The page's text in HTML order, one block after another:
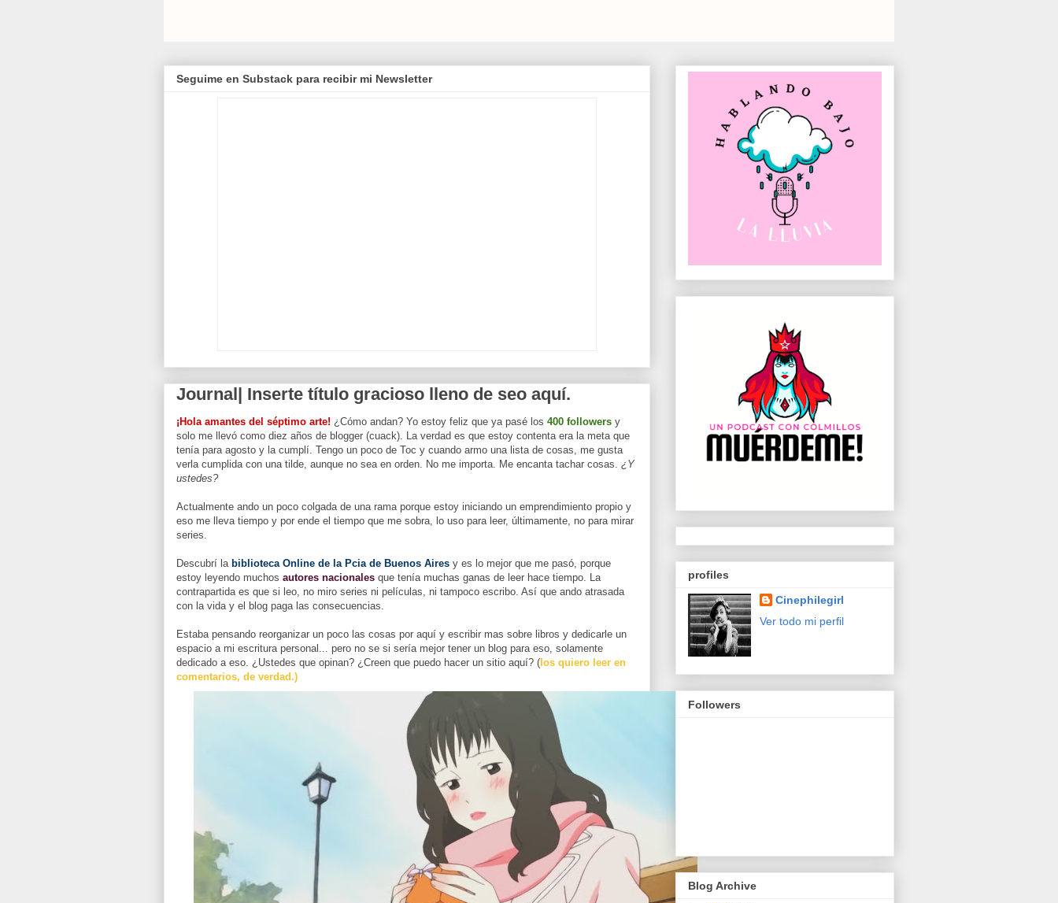
Seguime en Substack para recibir mi Newsletter
Journal| Inserte título gracioso lleno de seo aquí.
¡Hola amantes del séptimo arte! ¿Cómo andan? Yo estoy feliz que ya pasé los 400 followers y
solo me llevó como diez años de blogger (cuack). La verdad es que estoy contenta era la meta que
tenía para agosto y la cumplí. Tengo un poco de Toc y cuando armo una lista de cosas, me gusta
verla cumplida con una tilde, aunque no sea en orden. No me importa. Me encanta tachar cosas. ¿Y
ustedes?
Actualmente ando un poco colgada de una rama porque estoy iniciando un emprendimiento propio y
eso me lleva tiempo y por ende el tiempo que me sobra, lo uso para leer, últimamente, no para mirar
series.
Descubrí la biblioteca Online de la Pcia de Buenos Aires y es lo mejor que me pasó, porque
estoy leyendo muchos autores nacionales que tenía muchas ganas de leer hace tiempo. La
contrapartida es que si leo, no miro series ni películas, ni tampoco escribo. Así que ando atrasada
con la vida y el blog paga las consecuencias.
Estaba pensando reorganizar un poco las cosas por aquí y escribir mas sobre libros y dedicarle un
espacio a mi escritura personal... pero no se si sería mejor tener un blog para eso, solamente
dedicado a eso. ¿Ustedes que opinan? ¿Creen que puedo hacer un sitio aquí? ( los quiero leer en
comentarios, de verdad.)
profiles
Cinephilegirl
Ver todo mi perfil
Followers
Blog Archive